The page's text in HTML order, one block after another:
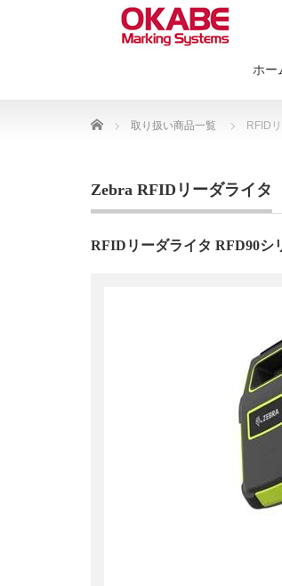
ホー
Home 取り扱い商品一覧 RFID
Zebra RFIDリーダライタ
RFIDリーダライタ RFD90シ